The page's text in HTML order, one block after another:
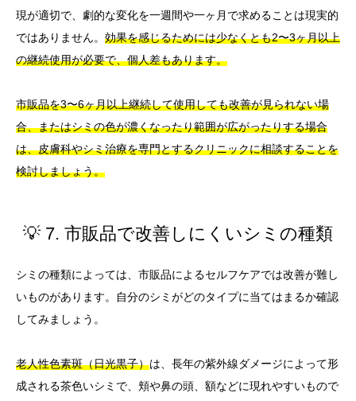
現が適切で、劇的な変化を一週間や一ヶ月で求めることは現実的
ではありません。 効果を感じるためには少なくとも2〜3ヶ月以上
の継続使用が必要で、個人差もあります。
市販品を3〜6ヶ月以上継続して使用しても改善が見られない場
合、またはシミの色が濃くなったり範囲が広がったりする場合
は、皮膚科やシミ治療を専門とするクリニックに相談することを
検討しましょう。
💡 7. 市販品で改善しにくいシミの種類
シミの種類によっては、市販品によるセルフケアでは改善が難し
いものがあります。自分のシミがどのタイプに当てはまるか確認
してみましょう。
老人性色素斑（日光黒子）は、長年の紫外線ダメージによって形
成される茶色いシミで、頬や鼻の頭、額などに現れやすいもので